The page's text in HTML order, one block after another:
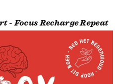
- Focus Recharge Repeat